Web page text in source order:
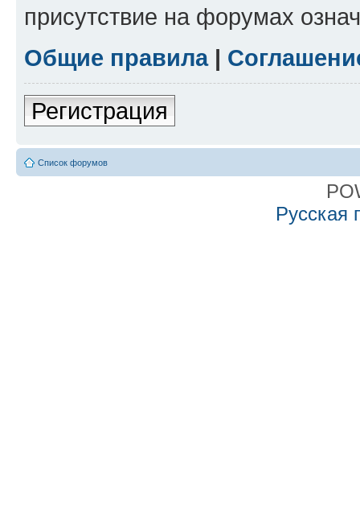
присутствие на форумах
Общие правила|
Регистрация
Список форумов
Русская